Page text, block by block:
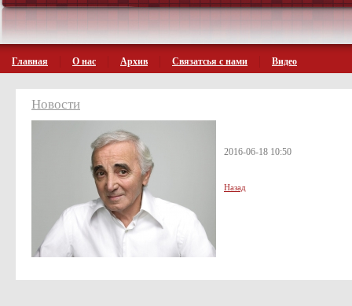
Главная О нас Архив Связатсья с нами Видео
Новости
2016-06-18 10:50
Назад